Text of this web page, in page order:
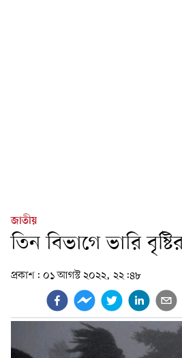
জাতীয়
তিন বিভাগে ভারি
প্রকাশ: ০১ আগস্ট ২০২২, ২২:৪৮